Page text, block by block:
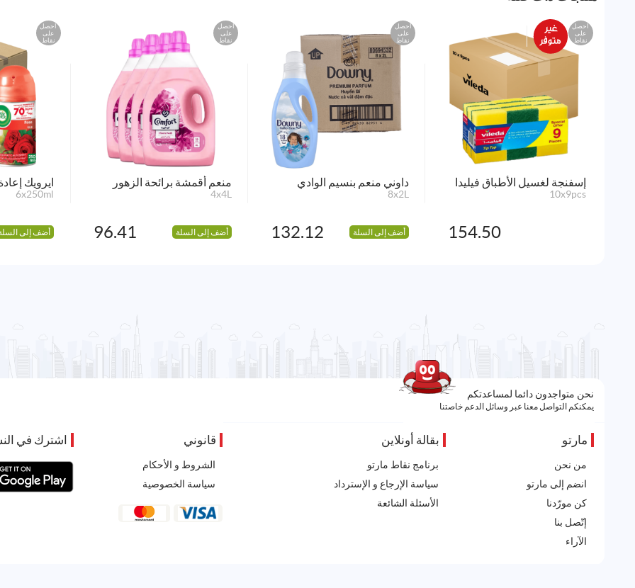
احصل
على
نقاط
إسفنجة لغسيل الأطباق فيليدا
10x9pcs
154.50
احصل
على
نقاط
داوني منعم بنسيم الوادي
8x2L
أضف إلى السلة 132.12
احصل
على
نقاط
منعم أقمشة برائحة الزهور
4x4L
أضف إلى السلة 96.41
احصل
على
نقاط
ايرويك
6x250ml
أضف إلى
نحن متواجدون دائما لمساعدتكم
يمكنكم التواصل معنا عبر وسائل الدعم خاصتنا
مارتو
من نحن
انضم إلى مارتو
كن مورّدنا
إتّصل بنا
الآراء
بقالة أونلاين
برنامج نقاط مارتو
سياسة الإرجاع و الإسترداد
الأسئلة الشائعة
قانوني
الشروط و الأحكام
سياسة الخصوصية
اشترك في